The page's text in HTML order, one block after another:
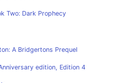
Two: Dark Prophecy
A Bridgertons Prequel
edition, Edition 4